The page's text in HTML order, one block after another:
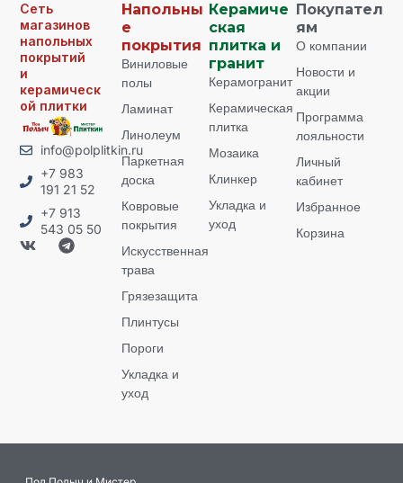
Сеть
магазинов
напольных
покрытий
и
керамическ
ой плитки
info@polplitkin.ru
+7 983
191 21 52
+7 913
543 05 50
Напольны
е
покрытия
Виниловые
полы
Ламинат
Линолеум
Паркетная
доска
Ковровые
покрытия
Искусственная
трава
Грязезащита
Плинтусы
Пороги
Укладка и
уход
Керамиче
ская
плитка и
гранит
Керамогранит
Керамическая
плитка
Мозаика
Клинкер
Укладка и
уход
Покупател
ям
О компании
Новости и
акции
Программа
лояльности
Личный
кабинет
Избранное
Корзина